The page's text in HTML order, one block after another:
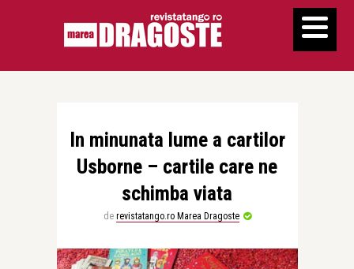
In minunata lume a cartilor
Usborne – cartile care ne
schimba viata
de revistatango.ro Marea Dragoste